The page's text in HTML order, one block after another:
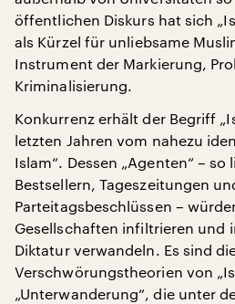
öffentlichen Diskurs hat sich
als Kürzel für unliebsame
Instrument der Markierung,
Kriminalisierung.
Konkurrenz erhält der Begriff
letzten Jahren vom nahezu
Islam“. Dessen „Agenten“ – so
Bestsellern, Tageszeitungen
Parteitagsbeschlüssen –
Gesellschaften infiltrieren und
Diktatur verwandeln. Es sind
Verschwörungstheorien von
„Unterwanderung“, die unter